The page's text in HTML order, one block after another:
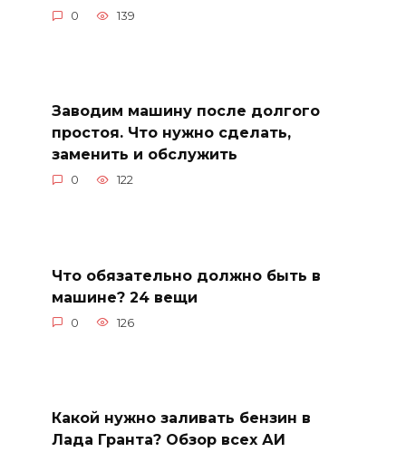
0 139
Заводим машину после долгого
простоя. Что нужно сделать,
заменить и обслужить
0 122
Что обязательно должно быть в
машине? 24 вещи
0 126
Какой нужно заливать бензин в
Лада Гранта? Обзор всех АИ